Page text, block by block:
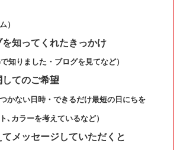
）
を知ってくれたきっかけ
知りました・ブログを見てなど）
してのご希望
つかない日時・できるだけ最短の日にちを
､カラーを考えているなど）
メッセージしていただくと